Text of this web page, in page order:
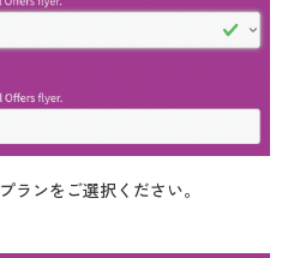
ランをご選択ください。